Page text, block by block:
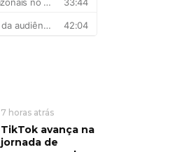
7 horas atrás
TikTok avança na
jornada de